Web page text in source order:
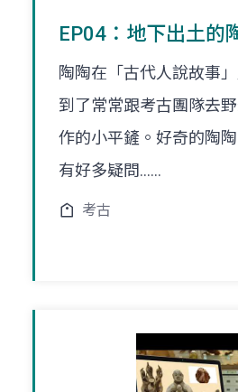
EP04：地下出土的
陶陶在「古代人說故事
到了常常跟考古團隊去
作的小平鏟。好奇的陶
有好多疑問......
考古